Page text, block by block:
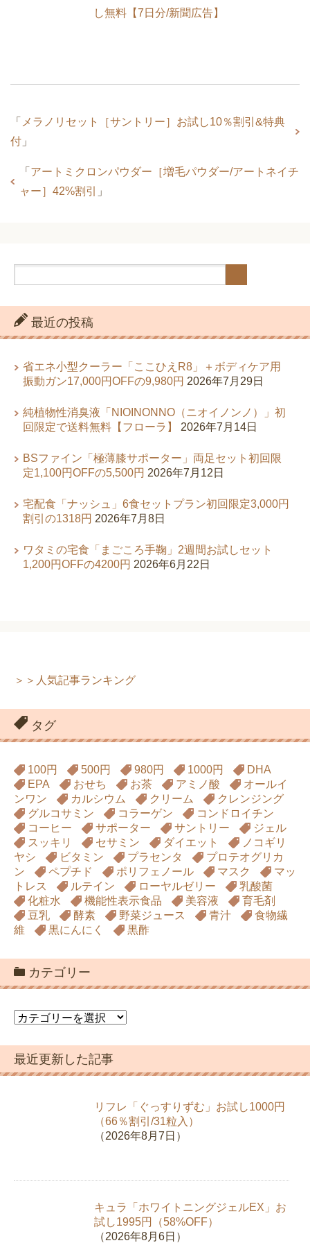
し無料【7日分/新聞広告】
「 メラノリセット［サントリー］お試し10％割引&特典
付 」
「 アートミクロンパウダー［増毛パウダー/アートネイチ
ャー］42%割引
」
最近の投稿
省エネ小型クーラー「ここひえR8」＋ボディケア用
振動ガン17,000円OFFの9,980円 2026年7月29日
純植物性消臭液「NIOINONNO（ニオイノンノ）」初
回限定で送料無料【フローラ】
2026年7月14日
BSファイン「極薄膝サポーター」両足セット初回限
定1,100円OFFの5,500円 2026年7月12日
宅配食「ナッシュ」6食セットプラン初回限定3,000円
割引の1318円 2026年7月8日
ワタミの宅食「まごころ手鞠」2週間お試しセット
1,200円OFFの4200円 2026年6月22日
＞＞人気記事ランキング
タグ
100円 500円 980円 1000円
DHA
EPA
おせち お茶 アミノ酸
オールイ
ンワン
カルシウム クリーム
クレンジング
グルコサミン
コラーゲン
コンドロイチン
コーヒー
サポーター サントリー
ジェル
スッキリ
セサミン ダイエット
ノコギリ
ヤシ
ビタミン プラセンタ
プロテオグリカ
ン
ペプチド ポリフェノール マスク
マッ
トレス
ルテイン ローヤルゼリー
乳酸菌
化粧水
機能性表示食品 美容液
育毛剤
豆乳
酵素 野菜ジュース 青汁
食物繊
維
黒にんにく 黒酢
カテゴリー
カ
ゴ
リ
ー
最近更新した記事
リフレ「ぐっすりずむ」お試し1000円
（66％割引/31粒入）
（2026年8月7日）
キュラ「ホワイトニングジェルEX」お
試し1995円（58%OFF）
（2026年8月6日）